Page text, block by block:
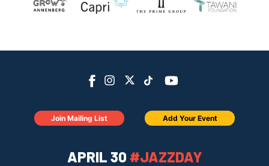
APRIL 30 #JAZZDAY
Join Mailing List Add Your Event